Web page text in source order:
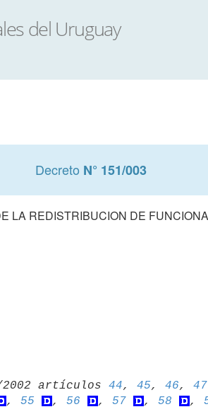
Decreto N° 151/003
LA REDISTRIBUCION DE
2002 artículos 44, 45, 46, 47
, 55 , 56 , 57 , 58 ,